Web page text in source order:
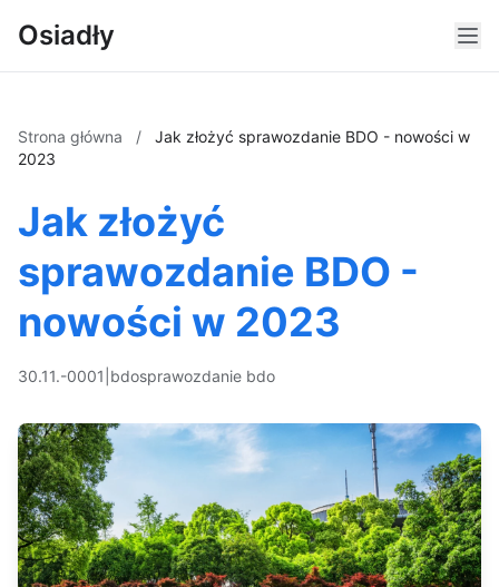
Osiadły
Strona główna /
Jak złożyć sprawozdanie BDO - nowości w
2023
Jak złożyć
sprawozdanie BDO -
nowości w 2023
30.11.-0001 bdosprawozdanie bdo